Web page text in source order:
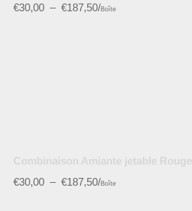
€30,00 – €187,50/Boîte
Combinaison Amiante jetable Rouge
€30,00 – €187,50/Boîte